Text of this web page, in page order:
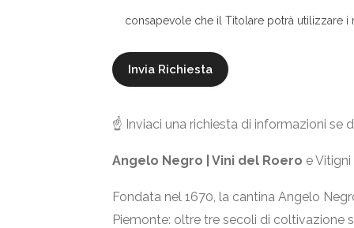
consapevole che il Titolare potrà utilizzare i
☝️ Inviaci una richiesta di informazioni se
Angelo Negro | Vini del Roero e
Fondata nel 1670, la cantina Angelo
Piemonte: oltre tre secoli di coltivazione